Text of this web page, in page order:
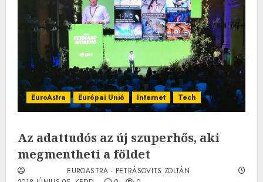
EuroAstra Európai Unió Internet Tech
Az adattudós az új szuperhős, aki
megmentheti a földet
EUROASTRA - PETRÁSOVITS ZOLTÁN